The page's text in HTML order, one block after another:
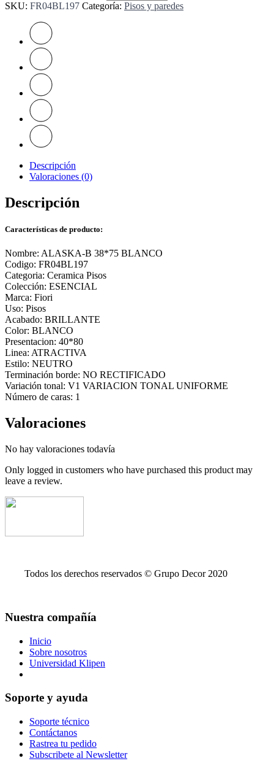
SKU: FR04BL197 Categoría: Pisos y paredes
Descripción
Valoraciones (0)
Descripción
Características de producto:
Nombre: ALASKA-B 38*75 BLANCO
Codigo: FR04BL197
Categoria: Ceramica Pisos
Colección: ESENCIAL
Marca: Fiori
Uso: Pisos
Acabado: BRILLANTE
Color: BLANCO
Presentacion: 40*80
Linea: ATRACTIVA
Estilo: NEUTRO
Terminación borde: NO RECTIFICADO
Variación tonal: V1 VARIACION TONAL UNIFORME
Número de caras: 1
Valoraciones
No hay valoraciones todavía
Only logged in customers who have purchased this product may
leave a review.
Todos los derechos reservados © Grupo Decor 2020
Nuestra compañía
Inicio
Sobre nosotros
Universidad Klipen
Soporte y ayuda
Soporte técnico
Contáctanos
Rastrea tu pedido
Subscribete al Newsletter